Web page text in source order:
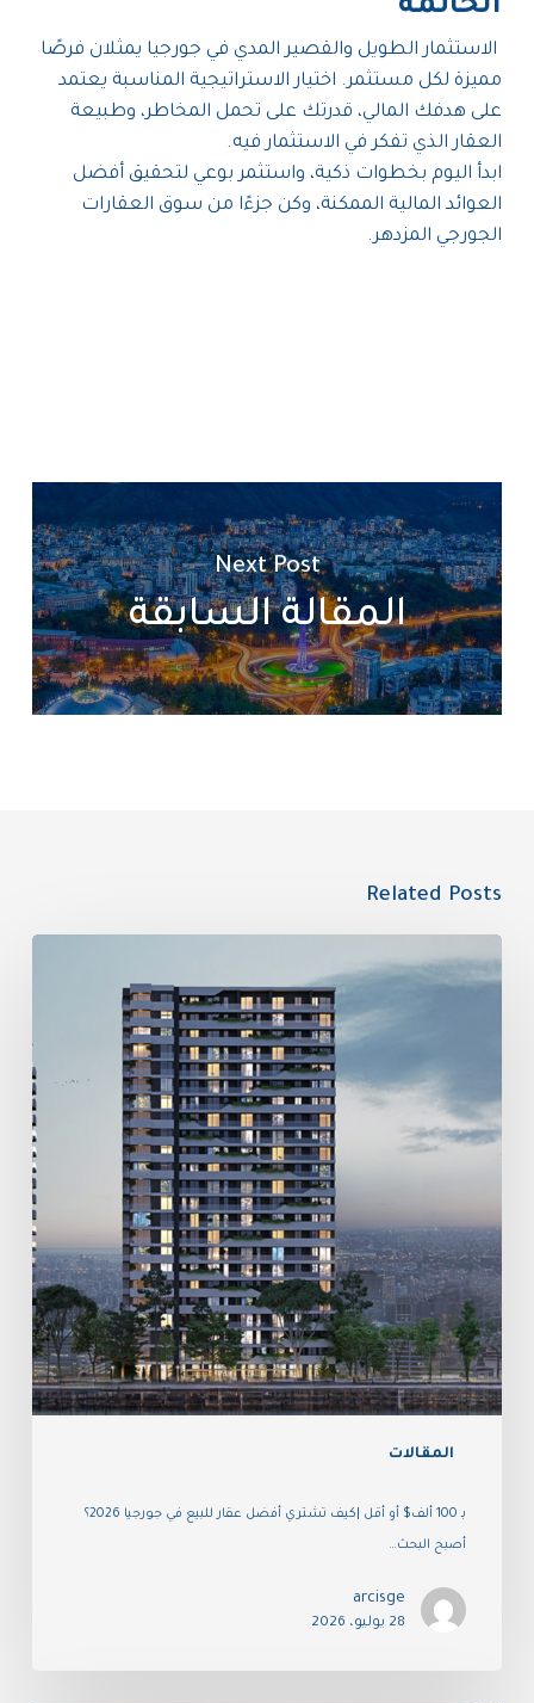
الخاتمة
الاستثمار الطويل والقصير المدي في جورجيا يمثلان فرصًا
مميزة لكل مستثمر. اختيار الاستراتيجية المناسبة يعتمد
على هدفك المالي، قدرتك على تحمل المخاطر، وطبيعة
العقار الذي تفكر في الاستثمار فيه.
ابدأ اليوم بخطوات ذكية، واستثمر بوعي لتحقيق أفضل
العوائد المالية الممكنة، وكن جزءًا من سوق العقارات
الجورجي المزدهر.
Next Post
المقالة السابقة
Related Posts
المقالات
بـ 100 ألف$ أو أقل |كيف تشتري أفضل عقار للبيع في جورجيا 2026؟
أصبح البحث…
arcisge
28 يوليو، 2026